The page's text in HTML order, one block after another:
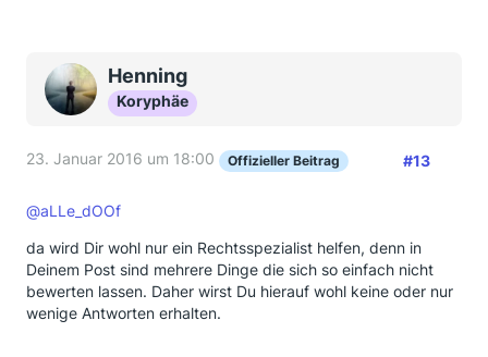
Henning
Koryphäe
23. Januar 2016 um 18:00 Offizieller Beitrag #13
@aLLe_dOOf
da wird Dir wohl nur ein Rechtsspezialist helfen, denn in
Deinem Post sind mehrere Dinge die sich so einfach nicht
bewerten lassen. Daher wirst Du hierauf wohl keine oder nur
wenige Antworten erhalten.